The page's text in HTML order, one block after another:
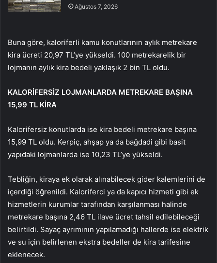
Ağustos 7, 2026
Buna göre, kaloriferli kamu konutlarının aylık metrekare
kira ücreti 20,97 TL’ye yükseldi. 100 metrekarelik bir
lojmanın aylık kira bedeli yaklaşık 2 bin TL oldu.
KALORİFERSİZ LOJMANLARDA METREKARE BAŞINA
15,99 TL KİRA
Kalorifersiz konutlarda ise kira bedeli metrekare başına
15,99 TL oldu. Kerpiç, ahşap ya da bağdadi gibi basit
yapıdaki lojmanlarda ise 10,23 TL’ye yükseldi.
Tebliğin, kiraya ek olarak alınabilecek gider kalemlerini de
içerdiği öğrenildi. Kaloriferci ya da kapıcı hizmeti gibi ek
hizmetlerin kurumlar tarafından karşılanması halinde
metrekare başına 2,46 TL ilave ücret tahsil edilebileceği
belirtildi. Sayaç ayrımının yapılamadığı hallerde ise elektrik
ve su için belirlenen ekstra bedeller de kira tarifesine
eklenecek.